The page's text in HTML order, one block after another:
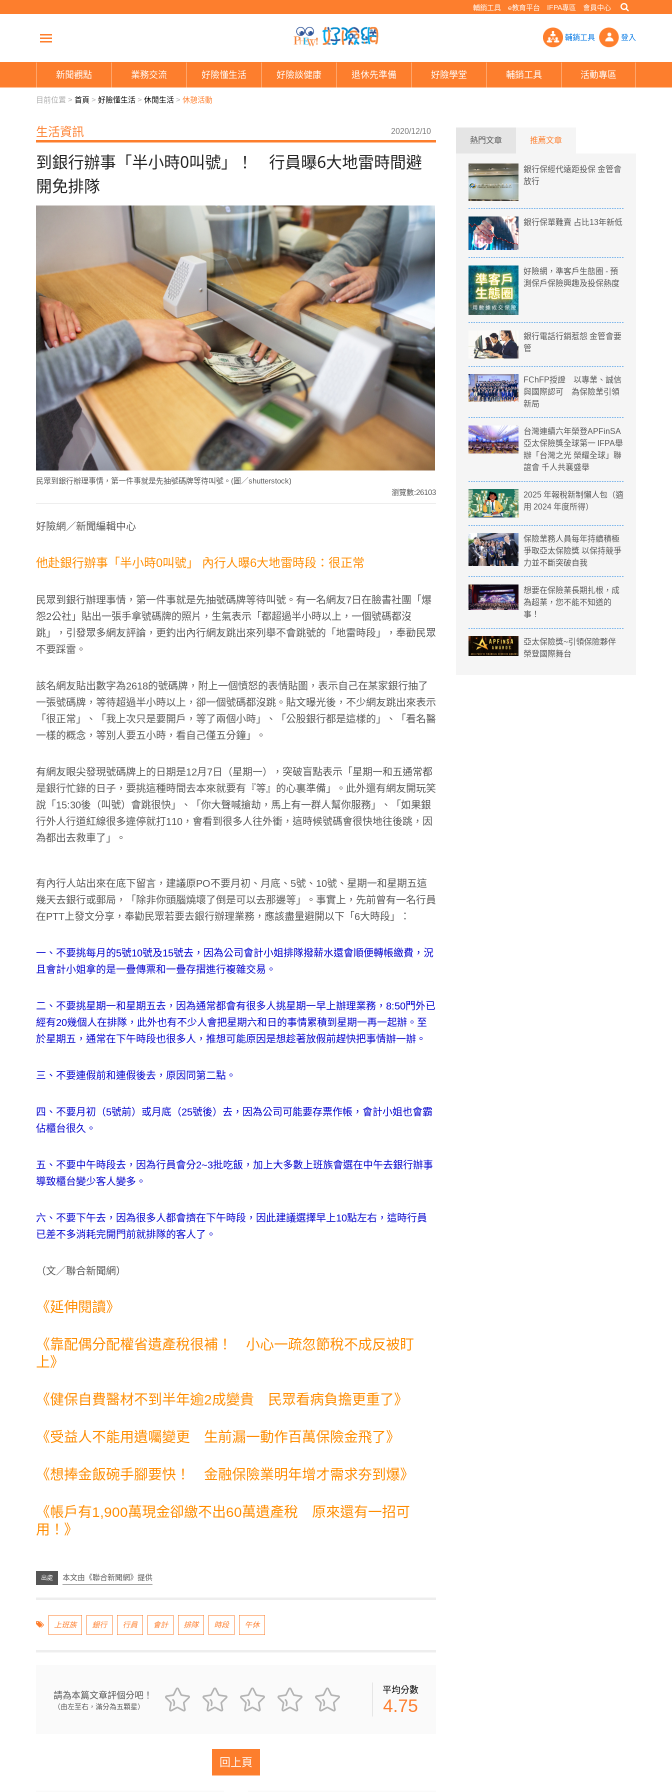
輔銷工具 e教育平台 IFPA專區 會員中心
到銀行辦事「半小時0叫號」！ 行員曝6大地雷時間避開免排隊- PHEW!好險網
輔銷工具 登入
新聞觀點 業務交流 好險懂生活 好險談健康 退休先準備 好險學堂 輔銷工具 活動專區
目前位置 > 首頁 > 好險懂生活 > 休閒生活 > 休憩活動
生活資訊 2020/12/10
到銀行辦事「半小時0叫號」！ 行員曝6大地雷時間避
開免排隊
民眾到銀行辦理事情，第一件事就是先抽號碼牌等待叫號。(圖／shutterstock)
瀏覽數:26103
好險網／新聞編輯中心
他赴銀行辦事「半小時0叫號」 內行人曝6大地雷時段：很正常
民眾到銀行辦理事情，第一件事就是先抽號碼牌等待叫號。有一名網友7日在臉書社團
「爆
怨2公社」 貼出一張手拿號碼牌的照片，生氣表示「都超過半小時以上，一個號碼都沒
跳」，引發眾多網友評論，更釣出內行網友跳出來列舉不會跳號的「地雷時段」，奉勸民眾
不要踩雷。
該名網友貼出數字為2618的號碼牌，附上一個憤怒的表情貼圖，表示自己在某家銀行抽了
一張號碼牌，等待超過半小時以上，卻一個號碼都沒跳。貼文曝光後，不少網友跳出來表示
「很正常」、「我上次只是要開戶，等了兩個小時」、「公股銀行都是這樣的」、「看名醫
一樣的概念，等別人要五小時，看自己僅五分鐘」。
有網友眼尖發現號碼牌上的日期是12月7日（星期一），突破盲點表示「星期一和五通常都
是銀行忙錄的日子，要挑這種時間去本來就要有『等』的心裏準備」。此外還有網友開玩笑
說「15:30後（叫號）會跳很快」、「你大聲喊搶劫，馬上有一群人幫你服務」、「如果銀
行外人行道紅線很多違停就打110，會看到很多人往外衝，這時候號碼會很快地往後跳，因
為都出去救車了」。
有內行人站出來在底下留言，建議原PO不要月初、月底、5號、10號、星期一和星期五這
幾天去銀行或郵局，「除非你頭腦燒壞了倒是可以去那邊等」。事實上，先前曾有一名行員
在PTT上發文分享，奉勸民眾若要去銀行辦理業務，應該盡量避開以下「6大時段」：
一、不要挑每月的5號10號及15號去，因為公司會計小姐排隊撥薪水還會順便轉帳繳費，況
且會計小姐拿的是一疊傳票和一疊存摺進行複雜交易。
二、不要挑星期一和星期五去，因為通常都會有很多人挑星期一早上辦理業務，8:50門外已
經有20幾個人在排隊，此外也有不少人會把星期六和日的事情累積到星期一再一起辦。至
於星期五，通常在下午時段也很多人，推想可能原因是想趁著放假前趕快把事情辦一辦。
三、不要連假前和連假後去，原因同第二點。
四、不要月初（5號前）或月底（25號後）去，因為公司可能要存票作帳，會計小姐也會霸
佔櫃台很久。
五、不要中午時段去，因為行員會分2~3批吃飯，加上大多數上班族會選在中午去銀行辦事
導致櫃台變少客人變多。
六、不要下午去，因為很多人都會擠在下午時段，因此建議選擇早上10點左右，這時行員
已差不多消耗完開門前就排隊的客人了。
（文／聯合新聞網 ）
《延伸閱讀》
《靠配偶分配權省遺產稅很補！ 小心一疏忽節稅不成反被盯
上》
《健保自費醫材不到半年逾2成變貴 民眾看病負擔更重了》
《受益人不能用遺囑變更 生前漏一動作百萬保險金飛了》
《想捧金飯碗手腳要快！ 金融保險業明年增才需求夯到爆》
《帳戶有1,900萬現金卻繳不出60萬遺產稅 原來還有一招可
用！ 》
本文由《聯合新聞網》提供
上班族 銀行 行員 會計 排隊 時段 午休
請為本篇文章評個分吧！
（由左至右，滿分為五顆星）
平均分數
4.75
回上頁
熱門文章 推薦文章
銀行保經代遠距投保 金管會
放行
銀行保單難賣 占比13年新低
好險網，準客戶生態圈 - 預
測保戶保險興趣及投保熱度
銀行電話行銷惹怨 金管會要
管
FChFP授證 以專業、誠信
與國際認可 為保險業引領
新局
台灣連續六年榮登APFinSA
亞太保險獎全球第一 IFPA舉
辦「台灣之光 榮耀全球」聯
誼會 千人共襄盛舉
2025 年報稅新制懶人包（適
用 2024 年度所得）
保險業務人員每年持續積極
爭取亞太保險獎 以保持競爭
力並不斷突破自我
想要在保險業長期扎根，成
為超業，您不能不知道的
事！
亞太保險獎~引領保險夥伴
榮登國際舞台